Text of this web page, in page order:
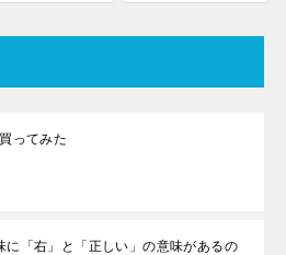
ってみた
に「右」と「正しい」の意味があるの